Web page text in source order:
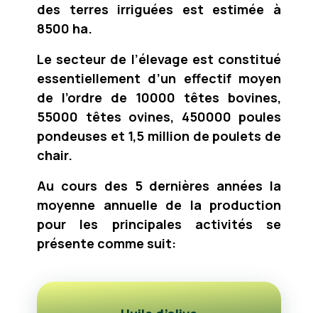
des terres irriguées est estimée à
8500 ha.
Le secteur de l’élevage est constitué
essentiellement d’un effectif moyen
de l’ordre de 10000 têtes bovines,
55000 têtes ovines, 450000 poules
pondeuses et 1,5 million de poulets de
chair.
Au cours des 5 dernières années la
moyenne annuelle de la production
pour les principales activités se
présente comme suit: